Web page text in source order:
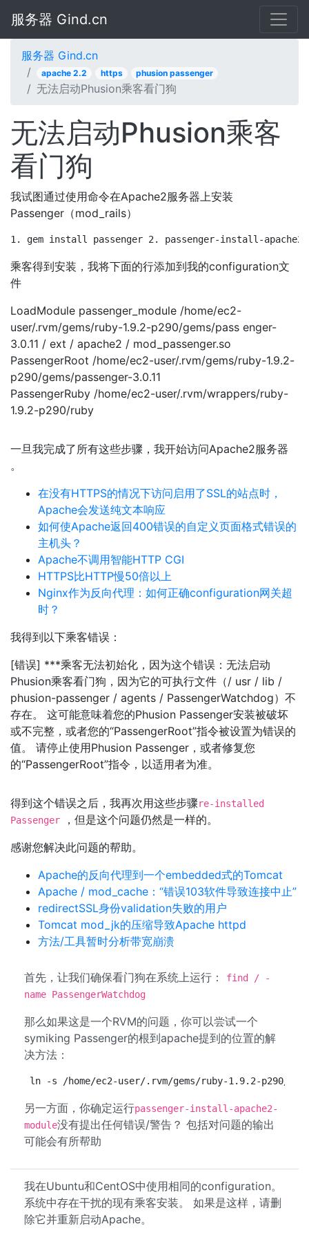
服务器 Gind.cn
服务器 Gind.cn
apache 2.2 https phusion passenger
无法启动Phusion乘客看门狗
无法启动Phusion乘客
看门狗
我试图通过使用命令在Apache2服务器上安装
Passenger（mod_rails）
1. gem install passenger 2. passenger-install-apache2-
乘客得到安装，我将下面的行添加到我的configuration文
件
LoadModule passenger_module /home/ec2-
user/.rvm/gems/ruby-1.9.2-p290/gems/pass enger-
3.0.11 / ext / apache2 / mod_passenger.so
PassengerRoot /home/ec2-user/.rvm/gems/ruby-1.9.2-
p290/gems/passenger-3.0.11
PassengerRuby /home/ec2-user/.rvm/wrappers/ruby-
1.9.2-p290/ruby
一旦我完成了所有这些步骤，我开始访问Apache2服务器
。
在没有HTTPS的情况下访问启用了SSL的站点时，
Apache会发送纯文本响应
如何使Apache返回400错误的自定义页面格式错误的
主机头？
Apache不调用智能HTTP CGI
HTTPS比HTTP慢50倍以上
Nginx作为反向代理：如何正确configuration网关超
时？
我得到以下乘客错误：
[错误] ***乘客无法初始化，因为这个错误：无法启动
Phusion乘客看门狗，因为它的可执行文件（/ usr / lib /
phusion-passenger / agents / PassengerWatchdog）不
存在。 这可能意味着您的Phusion Passenger安装被破坏
或不完整，或者您的“PassengerRoot”指令被设置为错误的
值。 请停止使用Phusion Passenger，或者修复您
的“PassengerRoot”指令，以适用者为准。
得到这个错误之后，我再次用这些步骤re-installed
Passenger
，但是这个问题仍然是一样的。
感谢您解决此问题的帮助。
Apache的反向代理到一个embedded式的Tomcat
Apache / mod_cache：“错误103软件导致连接中止”
redirectSSL身份validation失败的用户
Tomcat mod_jk的压缩导致Apache httpd
方法/工具暂时分析带宽崩溃
首先，让我们确保看门狗在系统上运行：
find / -
name PassengerWatchdog
那么如果这是一个RVM的问题，你可以尝试一个
symiking Passenger的根到apache提到的位置的解
决方法：
ln -s /home/ec2-user/.rvm/gems/ruby-1.9.2-p290/
另一方面，你确定运行passenger-install-apache2-
module没有提出任何错误/警告？ 包括对问题的输出
可能会有所帮助
我在Ubuntu和CentOS中使用相同的configuration。
系统中存在干扰的现有乘客安装。 如果是这样，请删
除它并重新启动Apache。